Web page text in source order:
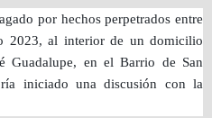
por hechos perpetrados entre
2023, al interior de un domicilio
Guadalupe, en el Barrio de San
iniciado una discusión con la